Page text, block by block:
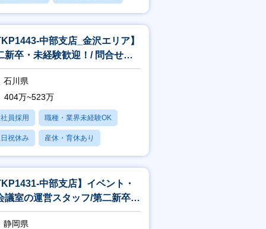
あり
中部支店_金沢エリア】
新卒・未経験歓迎！/ 問合せ対
心/”スピードと提案力
石川県
404万~523万
員採用 職種・業界未経験OK
祝休み 産休・育休あり
業20時間以内
中部支店】イベント・
議室の運営スタッフ/第二新卒歓
/自分で動けるイベント運
静岡県